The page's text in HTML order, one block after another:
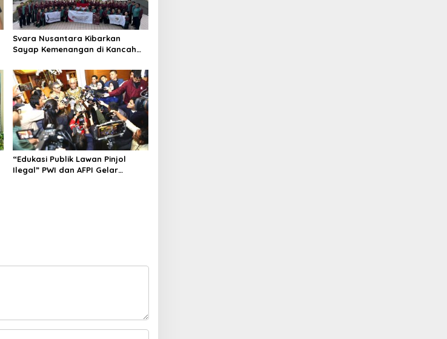
Svara Nusantara Kibarkan
Sayap Kemenangan di Kancah
“Edukasi Publik Lawan Pinjol
Ilegal” PWI dan AFPI Gelar